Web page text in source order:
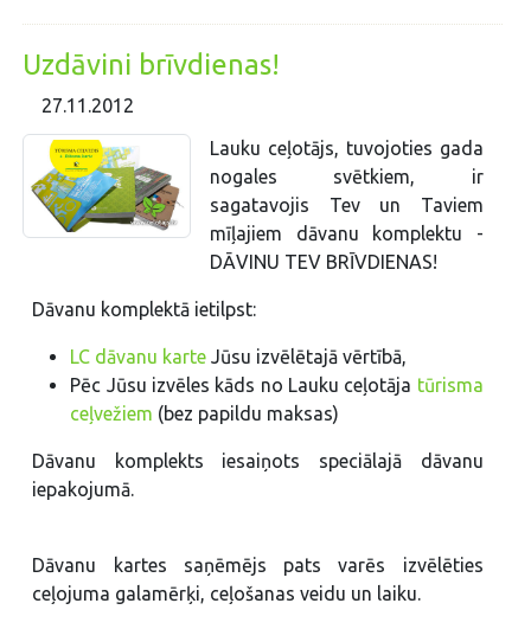
Uzdāvini brīvdienas!
27.11.2012
Lauku ceļotājs, tuvojoties gada
nogales svētkiem, ir
sagatavojis Tev un Taviem
mīļajiem dāvanu komplektu -
DĀVINU TEV BRĪVDIENAS!
Dāvanu komplektā ietilpst:
LC dāvanu karte Jūsu izvēlētajā vērtībā,
Pēc Jūsu izvēles kāds no Lauku ceļotāja tūrisma
ceļvežiem (bez papildu maksas)
Dāvanu komplekts iesaiņots speciālajā dāvanu
iepakojumā.
Dāvanu kartes saņēmējs pats varēs izvēlēties
ceļojuma galamērķi, ceļošanas veidu un laiku.